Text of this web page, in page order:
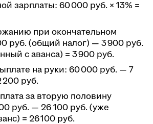
зарплаты: 60 000 руб. × 13% =
при окончательном
руб. (общий налог) — 3 900 руб.
с аванса) = 3 900 руб.
на руки: 60 000 руб. — 7
200 руб.
за вторую половину
руб. — 26 100 руб. (уже
= 26 100 руб.